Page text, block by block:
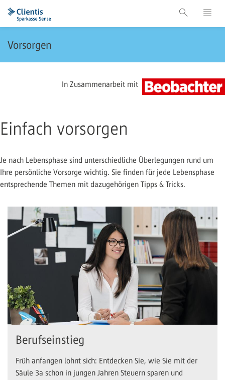
Vorsorgen
In Zusammenarbeit mit
Einfach vorsorgen
Je nach Lebensphase sind unterschiedliche Überlegungen rund um
Ihre persönliche Vorsorge wichtig. Sie finden für jede Lebensphase
entsprechende Themen mit dazugehörigen Tipps & Tricks.
Berufseinstieg
Früh anfangen lohnt sich: Entdecken Sie, wie Sie mit der
Säule 3a schon in jungen Jahren Steuern sparen und